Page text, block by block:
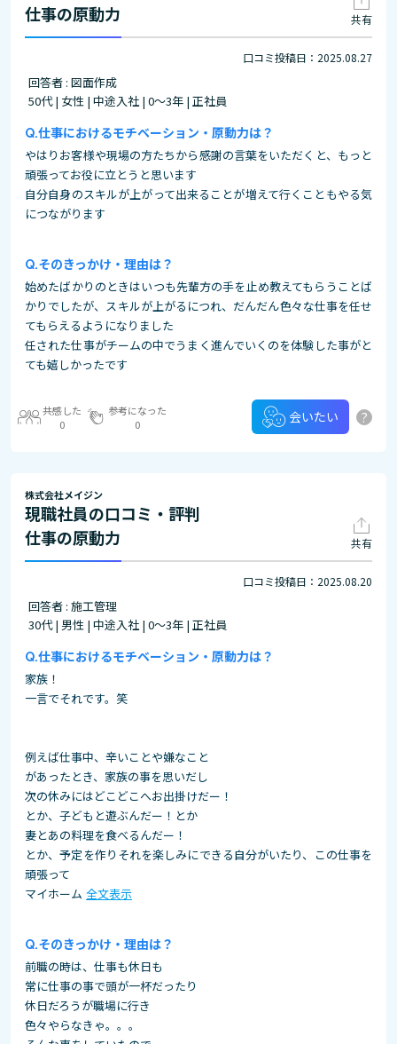
仕事の原動力
共有
口コミ投稿日：2025.08.27
回答者 : 図面作成
50代 | 女性 | 中途入社 | 0～3年 | 正社員
仕事におけるモチベーション・原動力は？
やはりお客様や現場の方たちから感謝の言葉をいただくと、もっと
頑張ってお役に立とうと思います
自分自身のスキルが上がって出来ることが増えて行くこともやる気
につながります
そのきっかけ・理由は？
始めたばかりのときはいつも先輩方の手を止め教えてもらうことば
かりでしたが、スキルが上がるにつれ、だんだん色々な仕事を任せ
てもらえるようになりました
任された仕事がチームの中でうまく進んでいくのを体験した事がと
ても嬉しかったです
共感した
0
参考になった
0
会いたい ?
株式会社メイジン
現職社員の口コミ・評判
仕事の原動力
共有
口コミ投稿日：2025.08.20
回答者 : 施工管理
30代 | 男性 | 中途入社 | 0～3年 | 正社員
仕事におけるモチベーション・原動力は？
家族！
一言でそれです。笑
例えば仕事中、辛いことや嫌なこと
があったとき、家族の事を思いだし
次の休みにはどこどこへお出掛けだー！
とか、子どもと遊ぶんだー！とか
妻とあの料理を食べるんだー！
とか、予定を作りそれを楽しみにできる自分がいたり、この仕事を
頑張って
マイホーム 全文表示
そのきっかけ・理由は？
前職の時は、仕事も休日も
常に仕事の事で頭が一杯だったり
休日だろうが職場に行き
色々やらなきゃ。。。